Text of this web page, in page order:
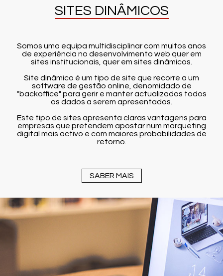
SITES DINÂMICOS
Somos uma equipa multidisciplinar com muitos anos
de experiência no desenvolvimento web quer em
sites institucionais, quer em sites dinâmicos.
Site dinâmico é um tipo de site que recorre a um
software de gestão online, denomidado de
"backoffice" para gerir e manter actualizados todos
os dados a serem apresentados.
Este tipo de sites apresenta claras vantagens para
empresas que pretendem apostar num marqueting
digital mais activo e com maiores probabilidades de
retorno.
SABER MAIS